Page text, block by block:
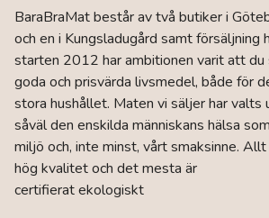
BaraBraMat består av två butiker i
och en i Kungsladugård samt försäljning
starten 2012 har ambitionen varit att du
goda och prisvärda livsmedel, både för
stora hushållet. Maten vi säljer har valts
såväl den enskilda människans hälsa
miljö och, inte minst, vårt smaksinne.
hög kvalitet och det mesta är
certifierat ekologiskt